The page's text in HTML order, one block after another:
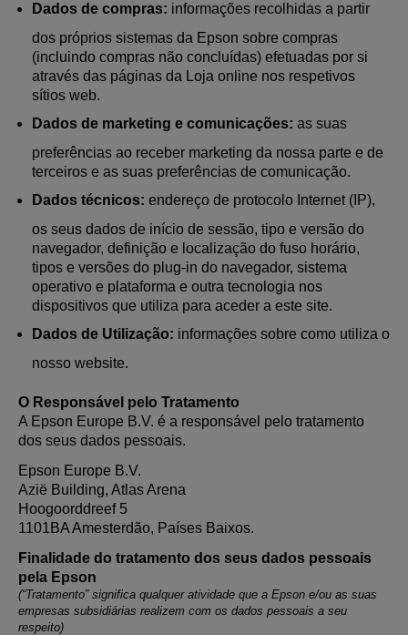
Dados de compras: informações recolhidas a partir
dos próprios sistemas da Epson sobre compras
(incluindo compras não concluídas) efetuadas por si
através das páginas da Loja online nos respetivos
sítios web.
Dados de marketing e comunicações: as suas
preferências ao receber marketing da nossa parte e de
terceiros e as suas preferências de comunicação.
Dados técnicos: endereço de protocolo Internet (IP),
os seus dados de início de sessão, tipo e versão do
navegador, definição e localização do fuso horário,
tipos e versões do plug-in do navegador, sistema
operativo e plataforma e outra tecnologia nos
dispositivos que utiliza para aceder a este site.
Dados de Utilização: informações sobre como utiliza o
nosso website.
O Responsável pelo Tratamento
A Epson Europe B.V. é a responsável pelo tratamento
dos seus dados pessoais.
Epson Europe B.V.
Azië Building, Atlas Arena
Hoogoorddreef 5
1101BA Amesterdão, Países Baixos.
Finalidade do tratamento dos seus dados pessoais
pela Epson
(“Tratamento” significa qualquer atividade que a Epson e/ou as suas
empresas subsidiárias realizem com os dados pessoais a seu
respeito)